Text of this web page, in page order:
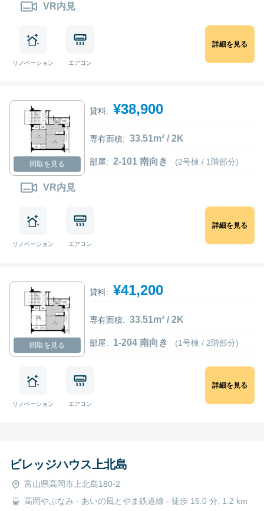
VR内見
リノベーション エアコン
詳細を見る
間取を見る
VR内見
貸料: ¥38,900
専有面積: 33.51m² / 2K
部屋: 2-101 南向き (2号棟 / 1階部分)
リノベーション エアコン
詳細を見る
間取を見る
貸料: ¥41,200
専有面積: 33.51m² / 2K
部屋: 1-204 南向き (1号棟 / 2階部分)
リノベーション エアコン
詳細を見る
ビレッジハウス上北島
富山県高岡市上北島180-2
高岡やぶなみ - あいの風とやま鉄道線 - 徒歩 15.0 分, 1.2 km